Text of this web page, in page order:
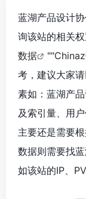
蓝湖产品设计
询该站的相关
数据
""
考，建议大家
素如：蓝湖产
及索引量、用
主要还是需要
数据则需要找
如该站的IP、